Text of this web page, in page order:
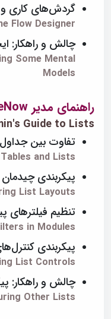
گردش‌های کاری و Flow Designer
Flow Designer
چالش و راهکار:
Some Mental
Models
راهنمای مدیر ServiceNow برای لیست‌ها
Guide to Lists
تفاوت بین
and Lists
پیکربندی
List Layouts
تنظیم فیلترهای
in Modules
پیکربندی
List Controls
چالش و راهکار:
Other Lists